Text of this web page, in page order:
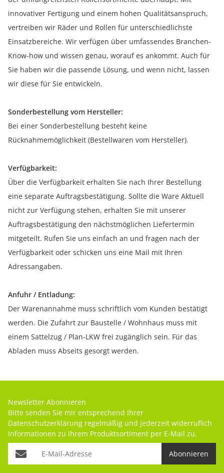
innovativer Fertigung und einem hohen Qualitätsanspruch,
vertreiben wir Räder und Rollen für unterschiedlichste
Einsatzbereiche. Wir verfügen über umfassendes Branchen-
Know-how und wissen genau, worauf es ankommt. Auch für
Sie haben wir die passende Lösung, und wenn nicht, lassen
wir diese für Sie entwickeln.
Sonderbestellung vom Hersteller:
Bei einer Sonderbestellung besteht keine
Rücknahmemöglichkeit (Bestellwaren vom Hersteller).
Verfügbarkeit:
Über die Verfügbarkeit erhalten Sie nach Ihrer Bestellung
eine separate Auftragsbestätigung. Sollte die Ware Aktuell
nicht zur Verfügung stehen, erhalten Sie mit unserer
Auftragsbestätigung den nächstmöglichen Liefertermin
mitgeteilt. Rufen Sie uns einfach an und fragen nach der
Verfügbarkeit oder schicken uns eine Mail mit Ihren
Adressangaben.
Anfuhr / Entladung:
Der Warenannahme muss schriftlich vom Kunden bestätigt
werden. Die Zufahrt zur Baustelle / Wohnhaus muss mit
einem Sattelzug / Plan-LKW frei zugänglich sein. Für das
Abladen muss Abseits gesorgt werden.
Newsletter Abonnieren
Bitte senden Sie mir entsprechend Ihrer
Datenschutzerklärung regelmäßig und jederzeit widerruflich
Informationen zu Ihrem Produktsortiment per E-Mail zu.
Abonnieren